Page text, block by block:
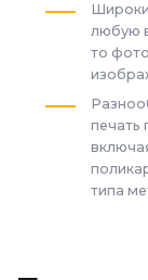
любую
то
печать
типа